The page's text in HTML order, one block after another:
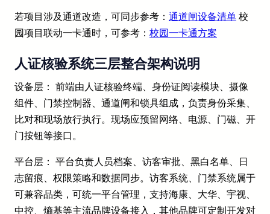
若项目涉及通道改造，可同步参考： 通道闸设备清单 校
园项目联动一卡通时，可参考： 校园一卡通方案
人证核验系统三层整合架构说明
设备层： 前端由人证核验终端、身份证阅读模块、摄像
组件、门禁控制器、通道闸和锁具组成，负责身份采集、
比对和现场放行执行。现场应预留网络、电源、门磁、开
门按钮等接口。
平台层： 平台负责人员档案、访客审批、黑白名单、日
志留痕、权限策略和数据同步。访客系统、门禁系统属于
可兼容品类，可统一平台管理，支持海康、大华、宇视、
中控、熵基等主流品牌设备接入，其他品牌可定制开发对